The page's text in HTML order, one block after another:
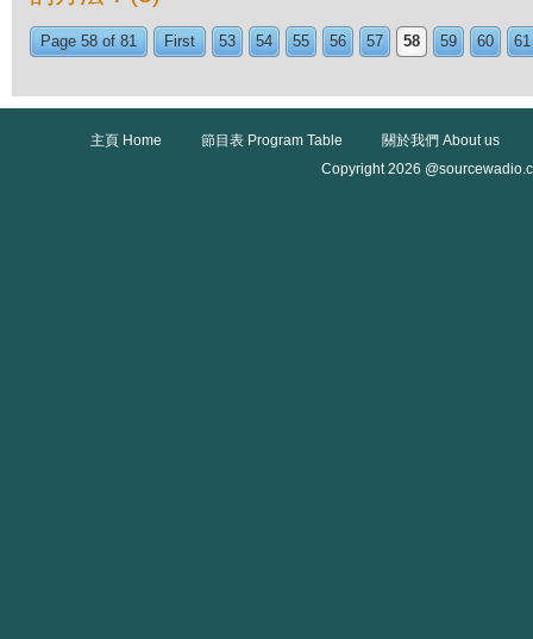
Page 58 of 81 First 53 54 55 56 57 58 59 60 61
主頁 Home 節目表 Program Table
關於我們 About us
Copyright 2026